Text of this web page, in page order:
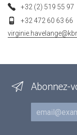
+32 (2) 519 55 97
+32 472 60 63 66
Abonnez-
Courriel